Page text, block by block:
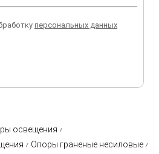
персональных данных
освещения
Опоры граненые несиловые